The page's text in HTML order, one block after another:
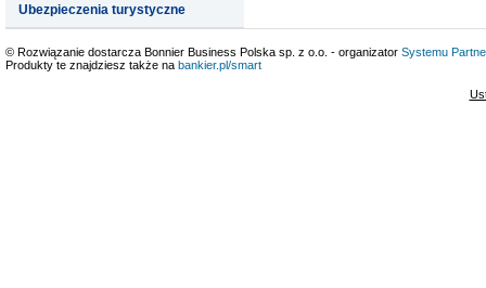
Ubezpieczenia turystyczne
© Rozwiązanie dostarcza Bonnier Business Polska sp. z o.o. - organizator Systemu
Produkty te znajdziesz także na bankier.pl/smart